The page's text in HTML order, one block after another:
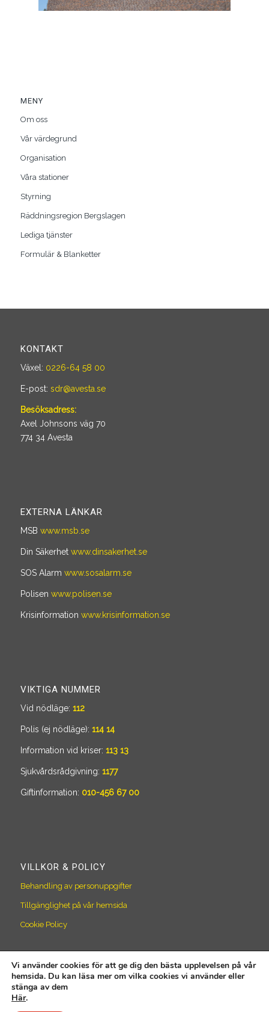
MENY
Om oss
Vår värdegrund
Organisation
Våra stationer
Styrning
Räddningsregion Bergslagen
Lediga tjänster
Formulär & Blanketter
KONTAKT
Växel: 0226-64 58 00
E-post: sdr@avesta.se
Besöksadress:
Axel Johnsons väg 70
774 34 Avesta
EXTERNA LÄNKAR
MSB www.msb.se
Din Säkerhet www.dinsakerhet.se
SOS Alarm www.sosalarm.se
Polisen www.polisen.se
Krisinformation www.krisinformation.se
VIKTIGA NUMMER
Vid nödläge: 112
Polis (ej nödläge): 114 14
Information vid kriser: 113 13
Sjukvårdsrådgivning: 1177
Giftinformation: 010-456 67 00
VILLKOR & POLICY
Behandling av personuppgifter
Tillgänglighet på vår hemsida
Cookie Policy
© Copyright Södra Dalarnas Räddningstjänstförbund | Skapad av
Vi använder cookies för att ge dig den bästa upplevelsen på vår
hemsida. Du kan läsa mer om vilka cookies vi använder eller
stänga av dem
Här.